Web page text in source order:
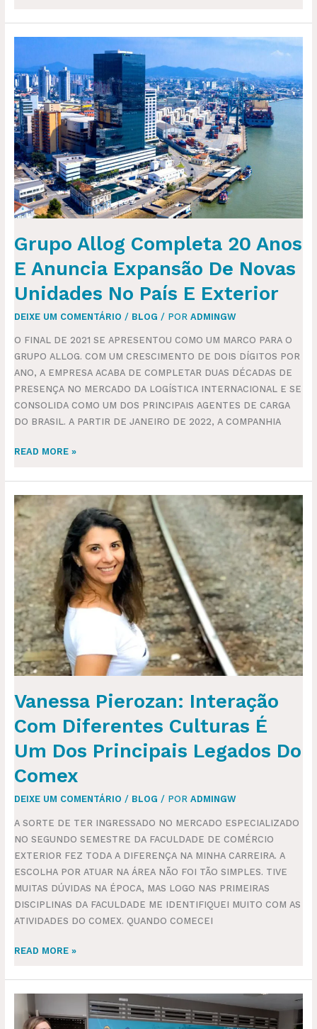
Grupo Allog Completa 20 Anos
E Anuncia Expansão De Novas
Unidades No País E Exterior
DEIXE UM COMENTÁRIO / BLOG / POR ADMINGW
O FINAL DE 2021 SE APRESENTOU COMO UM MARCO PARA O
GRUPO ALLOG. COM UM CRESCIMENTO DE DOIS DÍGITOS POR
ANO, A EMPRESA ACABA DE COMPLETAR DUAS DÉCADAS DE
PRESENÇA NO MERCADO DA LOGÍSTICA INTERNACIONAL E SE
CONSOLIDA COMO UM DOS PRINCIPAIS AGENTES DE CARGA
DO BRASIL. A PARTIR DE JANEIRO DE 2022, A COMPANHIA
COMPLETA
20
ANOS
E
ANUNCIA
EXPANSÃO
DE
NOVAS
UNIDADES
PAÍS
EXTERIOR
READ MORE »
Vanessa Pierozan: Interação
Com Diferentes Culturas É
Um Dos Principais Legados Do
Comex
DEIXE UM COMENTÁRIO / BLOG / POR ADMINGW
A SORTE DE TER INGRESSADO NO MERCADO ESPECIALIZADO
NO SEGUNDO SEMESTRE DA FACULDADE DE COMÉRCIO
EXTERIOR FEZ TODA A DIFERENÇA NA MINHA CARREIRA. A
ESCOLHA POR ATUAR NA ÁREA NÃO FOI TÃO SIMPLES. TIVE
MUITAS DÚVIDAS NA ÉPOCA, MAS LOGO NAS PRIMEIRAS
DISCIPLINAS DA FACULDADE ME IDENTIFIQUEI MUITO COM AS
ATIVIDADES DO COMEX. QUANDO COMECEI
VANESSA
PIEROZAN:
INTERAÇÃO
COM
DIFERENTES
CULTURAS
É
UM
DOS
PRINCIPAIS
LEGADOS
COMEX
READ MORE »
ADOLESCENTES